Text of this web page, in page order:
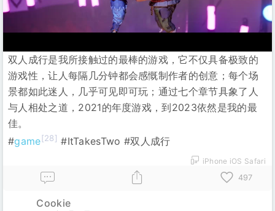
双人成行是我所接触过的最棒的游戏，它不仅具备极致的
游戏性，让人每隔几分钟都会感慨制作者的创意；每个场
景都如此迷人，几乎可见即可玩；通过七个章节具象了人
与人相处之道，2021的年度游戏，到2023依然是我的最
佳。
#game[28] #ItTakesTwo #双人成行
iPhone iOS Safari
497
Cookie